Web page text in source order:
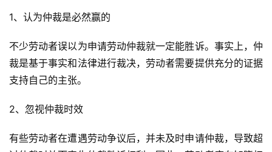
1、认为仲裁是必然赢的
不少劳动者误以为申请劳动仲裁就一定能胜诉。事实上，仲
裁是基于事实和法律进行裁决，劳动者需要提供充分的证据
支持自己的主张。
2、忽视仲裁时效
有些劳动者在遭遇劳动争议后，并未及时申请仲裁，导致超